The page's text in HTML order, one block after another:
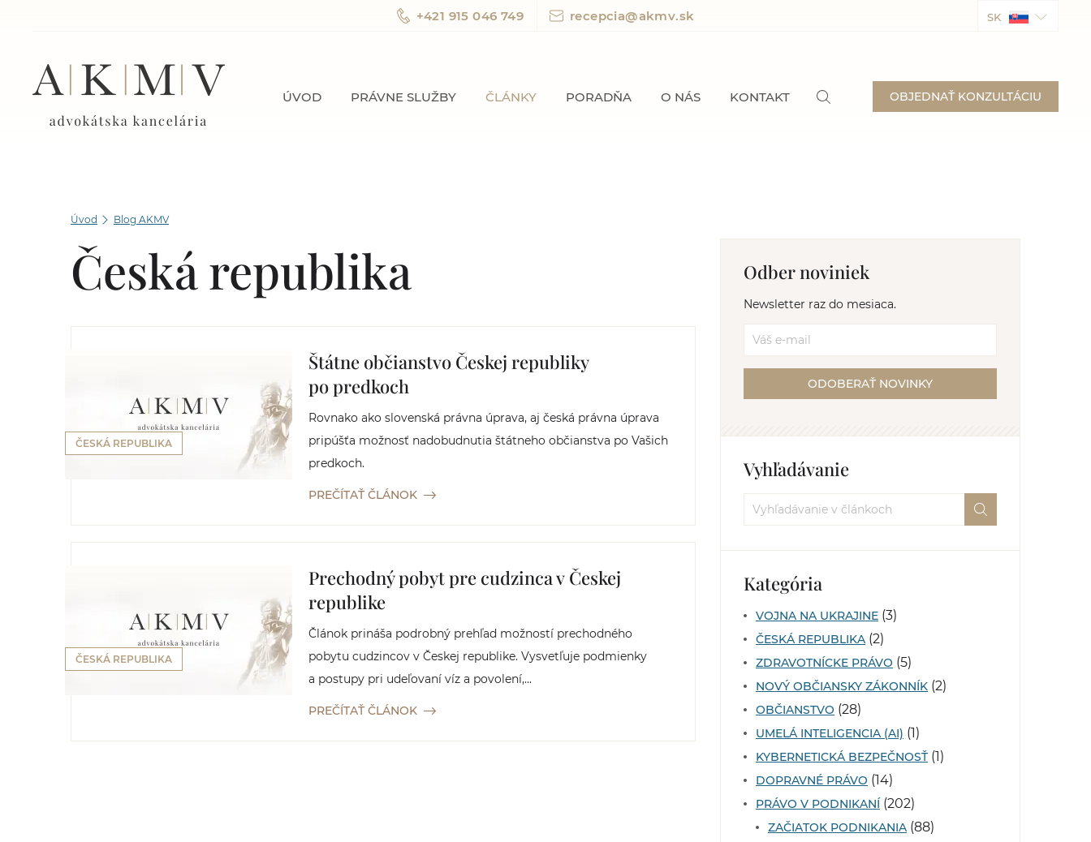
+421 915 046 749 recepcia@akmv.sk SK
ÚVOD PRÁVNE SLUŽBY ČLÁNKY PORADŇA O NÁS KONTAKT OBJEDNAŤ KONZULTÁCIU
Úvod Blog AKMV
Odber noviniek
Newsletter raz do mesiaca.
ODOBERAŤ NOVINKY
Vyhľadávanie
Kategória
VOJNA NA UKRAJINE (3)
ČESKÁ REPUBLIKA (2)
ZDRAVOTNÍCKE PRÁVO (5)
NOVÝ OBČIANSKY ZÁKONNÍK (2)
OBČIANSTVO (28)
UMELÁ INTELIGENCIA (AI) (1)
KYBERNETICKÁ BEZPEČNOSŤ(1)
DOPRAVNÉ PRÁVO (14)
PRÁVO V PODNIKANÍ(202)
ZAČIATOK PODNIKANIA (88)
Česká republika
ČESKÁ REPUBLIKA
Štátne občianstvo Českej republiky
po predkoch
Rovnako ako slovenská právna úprava, aj česká právna úprava
pripúšťa možnosť nadobudnutia štátneho občianstva po Vašich
predkoch.
PREČÍTAŤ ČLÁNOK
ČESKÁ REPUBLIKA
Prechodný pobyt pre cudzinca v Českej
republike
Článok prináša podrobný prehľad možností prechodného
pobytu cudzincov v Českej republike. Vysvetľuje podmienky
a postupy pri udeľovaní víz a povolení,...
PREČÍTAŤ ČLÁNOK